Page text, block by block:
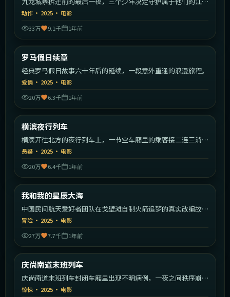
湖。
动作 · 2025 · 电影
33万
9.1千 1年前
最新
罗马假日续章
经典罗马假日故事六十年后的延续，一段意外重逢的浪漫旅程。
爱情 · 2025 · 电影
20万
6.3千 1年前
最新
横滨夜行列车
横滨开往北方的夜行列车上，一节空车厢里的乘客接二连三消
失。
悬疑 · 2025 · 电影
20万
6.4千 1年前
最新
我和我的星辰大海
中国民间航天爱好者团队在戈壁滩自制火箭追梦的真实改编故
事。
冒险 · 2025 · 电影
27万
7.7千 1年前
最新
庆尚南道末班列车
庆尚南道末班列车封闭车厢里出现不明病例，一夜之间秩序崩
塌。
惊悚 · 2025 · 电影